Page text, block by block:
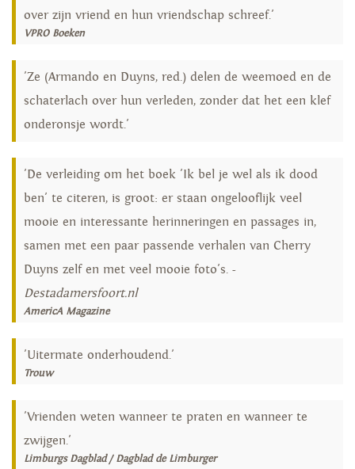
over zijn vriend en hun vriendschap schreef.'
VPRO Boeken
'Ze (Armando en Duyns, red.) delen de weemoed en de
schaterlach over hun verleden, zonder dat het een klef
onderonsje wordt.'
'De verleiding om het boek 'Ik bel je wel als ik dood
ben' te citeren, is groot: er staan ongelooflijk veel
mooie en interessante herinneringen en passages in,
samen met een paar passende verhalen van Cherry
Duyns zelf en met veel mooie foto's. -
Destadamersfoort.nl
AmericA Magazine
'Uitermate onderhoudend.'
Trouw
'Vrienden weten wanneer te praten en wanneer te
zwijgen.'
Limburgs Dagblad / Dagblad de Limburger